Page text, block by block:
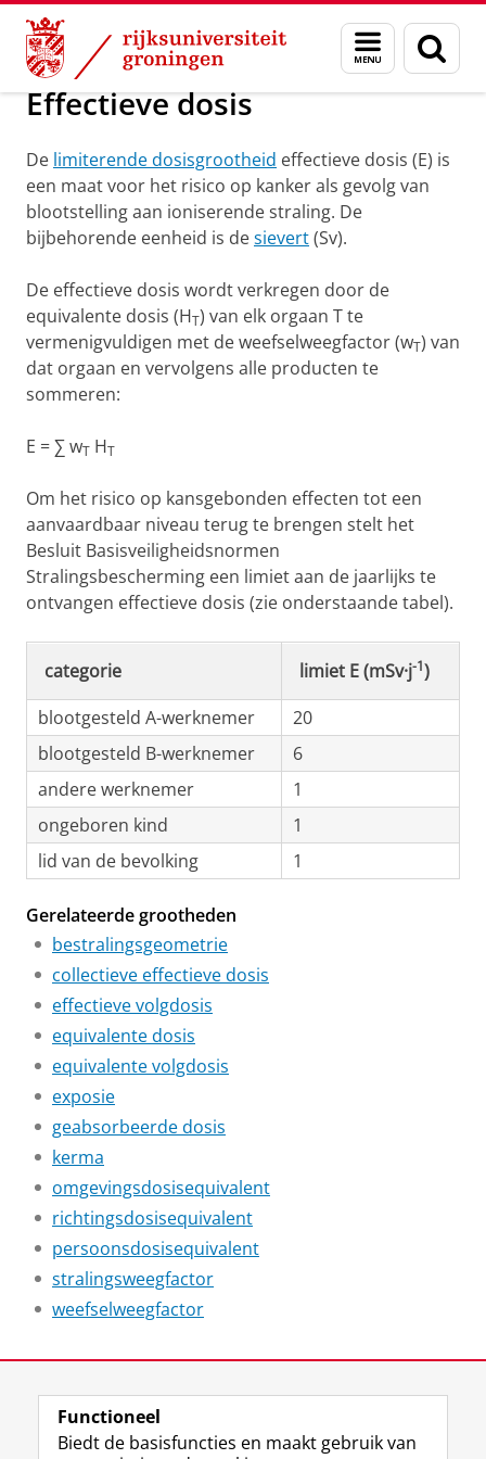
Skip
Content
Skip
Navigation
Menu
en
zoeken
Groningen Academy for Radiation Protection
Effectieve dosis
De limiterende dosisgrootheid effectieve dosis (E) is
een maat voor het risico op kanker als gevolg van
blootstelling aan ioniserende straling. De
bijbehorende eenheid is desievert(Sv).
De effectieve dosis wordt verkregen door de
equivalente dosis (HT) van elk orgaan T te
vermenigvuldigen met de weefselweegfactor (wT) van
dat orgaan en vervolgens alle producten te
sommeren:
E = ∑ wT HT
Om het risico op kansgebonden effecten tot een
aanvaardbaar niveau terug te brengen stelt het
Besluit Basisveiligheidsnormen
Stralingsbescherming een limiet aan de jaarlijks te
ontvangen effectieve dosis (zie onderstaande tabel).
categorie limiet E (mSv·j-1)
blootgesteld A-werknemer
20
blootgesteld B-werknemer
6
andere werknemer
1
ongeboren kind
1
lid van de bevolking
1
Gerelateerde grootheden
bestralingsgeometrie
collectieve effectieve dosis
effectieve volgdosis
equivalente dosis
equivalente volgdosis
exposie
geabsorbeerde dosis
kerma
omgevingsdosisequivalent
richtingsdosisequivalent
persoonsdosisequivalent
stralingsweegfactor
weefselweegfactor
View this page in:English
Functioneel
Biedt de basisfuncties en maakt gebruik van